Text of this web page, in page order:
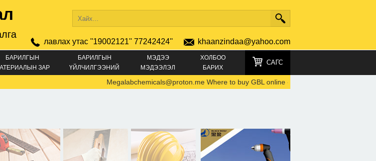
лавлах утас ''19002121'' 77242424'' khaanzindaa@yahoo.com
БАРИЛГЫН
ЗАР
БАРИЛГЫН
ҮЙЛЧИЛГЭЭНИЙ
МЭДЭЭ
МЭДЭЭЛЭЛ
ХОЛБОО
БАРИХ
САГС
Megalabchemicals@proton.me Where to buy GBL online-68923456
5354 кодтой 4000 кодтой